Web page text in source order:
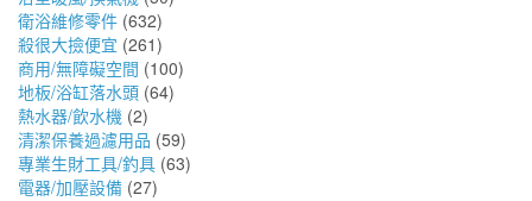
衛浴維修零件 (632)
殺很大撿便宜 (261)
商用/無障礙空間 (100)
地板/浴缸落水頭 (64)
熱水器/飲水機 (2)
清潔保養過濾用品 (59)
專業生財工具/釣具 (63)
電器/加壓設備 (27)